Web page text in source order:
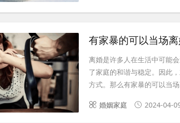
有家暴的可以当场
离婚是许多人在生活中可能
了家庭的和谐与稳定。因此
方式。那么有家暴的可以当
婚姻家庭 2024-04-